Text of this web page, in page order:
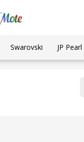
Swarovski JP Pearl